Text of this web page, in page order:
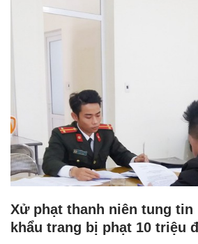
Xử phạt thanh niên tung tin
khẩu trang bị phạt 10 triệu